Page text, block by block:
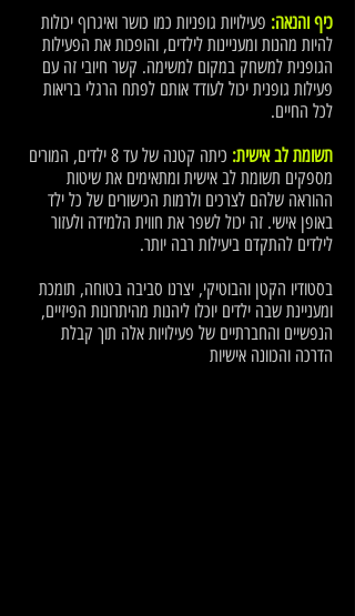
כיף והנאה: פעילויות גופניות כמו כושר ואיגרוף יכולות
להיות מהנות ומעניינות לילדים, והופכות את הפעילות
הגופנית למשחק במקום למשימה. קשר חיובי זה עם
פעילות גופנית יכול לעודד אותם לפתח הרגלי בריאות
לכל החיים.
תשומת לב אישית:
כיתה קטנה של עד 8 ילדים, המורים
מספקים תשומת לב אישית ומתאימים את שיטות
ההוראה שלהם לצרכים ולרמות הכישורים של כל ילד
באופן אישי. זה יכול לשפר את חווית הלמידה ולעזור
לילדים להתקדם ביעילות רבה יותר.
בסטודיו הקטן והבוטיקי, יצרנו סביבה בטוחה, תומכת
ומעניינת שבה ילדים יוכלו ליהנות מהיתרונות הפיזיים,
הנפשיים והחברתיים של פעילויות אלה תוך קבלת
הדרכה והכוונה אישיות